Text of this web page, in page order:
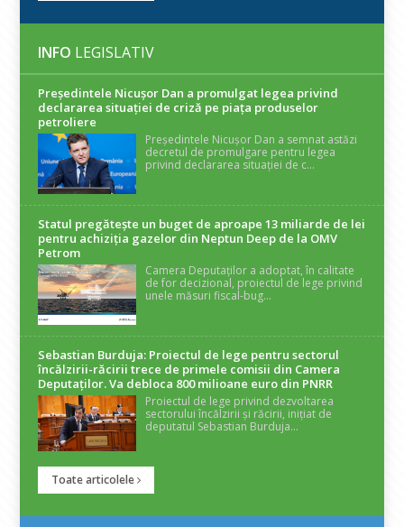
INFO LEGISLATIV
Președintele Nicuşor Dan a promulgat legea privind
declararea situaţiei de criză pe piaţa produselor
petroliere
Președintele Nicușor Dan a semnat astăzi
decretul de promulgare pentru legea
privind declararea situației de c...
Statul pregătește un buget de aproape 13 miliarde de lei
pentru achiziția gazelor din Neptun Deep de la OMV
Petrom
Camera Deputaților a adoptat, în calitate
de for decizional, proiectul de lege privind
unele măsuri fiscal-bug...
Sebastian Burduja: Proiectul de lege pentru sectorul
încălzirii-răcirii trece de primele comisii din Camera
Deputaților. Va debloca 800 milioane euro din PNRR
Proiectul de lege privind dezvoltarea
sectorului încălzirii și răcirii, inițiat de
deputatul Sebastian Burduja...
Toate articolele